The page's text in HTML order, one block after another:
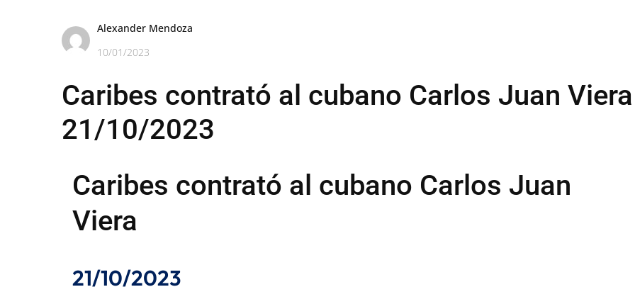
Alexander Mendoza
10/01/2023
Caribes contrató al cubano Carlos Juan Viera
21/10/2023
Caribes contrató al cubano Carlos Juan
Viera
21/10/2023